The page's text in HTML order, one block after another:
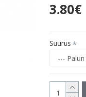
3.80€
Suurus